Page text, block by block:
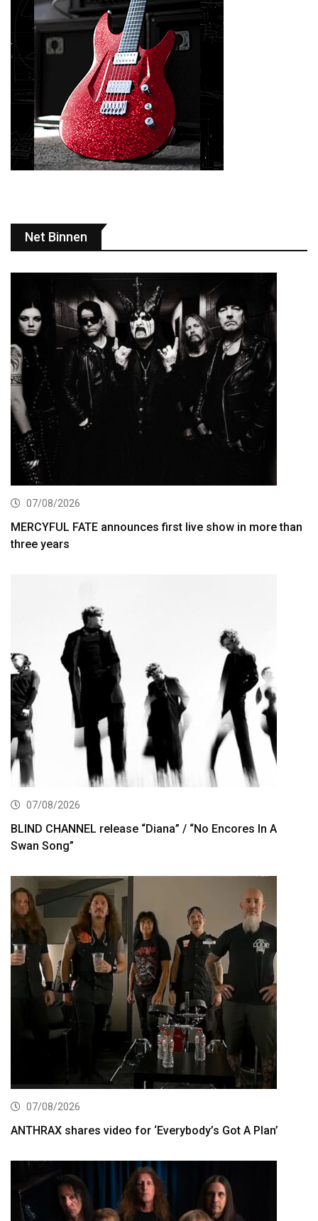
Net Binnen
07/08/2026
MERCYFUL FATE announces first live show in more than
three years
07/08/2026
BLIND CHANNEL release “Diana” / “No Encores In A
Swan Song”
07/08/2026
ANTHRAX shares video for ‘Everybody’s Got A Plan’